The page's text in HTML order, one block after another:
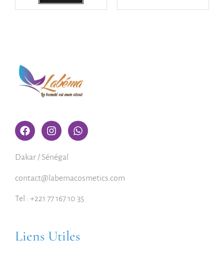
Dakar / Sénégal
contact@labemacosmetics.com
Tel : +221 77 167 10 35
Liens Utiles